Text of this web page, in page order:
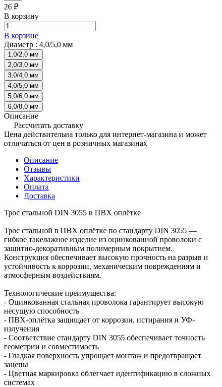
26 ₽
В корзину
В корзине
Диаметр : 4,0/5,0 мм
1,0/2,0 мм
2,0/3,0 мм
3,0/4,0 мм
4,0/5,0 мм
5,0/6,0 мм
6,0/8,0 мм
Описание
Рассчитать доставку
Цена действительна только для интернет-магазина и может
отличаться от цен в розничных магазинах
Описание
Отзывы
Характеристики
Оплата
Доставка
Трос стальной DIN 3055 в ПВХ оплётке
Трос стальной в ПВХ оплётке по стандарту DIN 3055 —
гибкое такелажное изделие из оцинкованной проволоки с
защитно-декоративным полимерным покрытием.
Конструкция обеспечивает высокую прочность на разрыв и
устойчивость к коррозии, механическим повреждениям и
атмосферным воздействиям.
Технологические преимущества:
- Оцинкованная стальная проволока гарантирует высокую
несущую способность
- ПВХ-оплётка защищает от коррозии, истирания и УФ-
излучения
- Соответствие стандарту DIN 3055 обеспечивает точность
геометрии и совместимость
- Гладкая поверхность упрощает монтаж и предотвращает
зацепы
- Цветная маркировка облегчает идентификацию в сложных
системах